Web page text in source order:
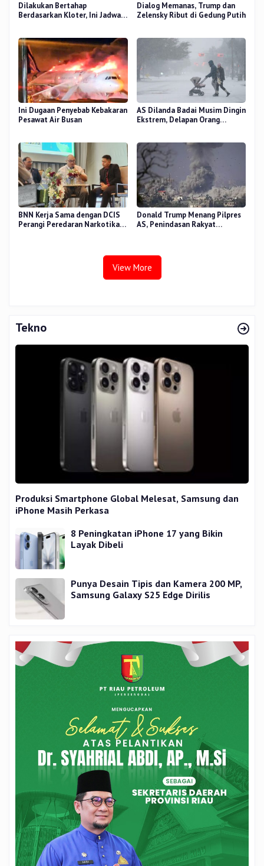
Dilakukan Bertahap
Berdasarkan Kloter, Ini Jadwal
Dialog Memanas, Trump dan
Zelensky Ribut di Gedung Putih
Ini Dugaan Penyebab Kebakaran
Pesawat Air Busan
AS Dilanda Badai Musim Dingin
Ekstrem, Delapan Orang
BNN Kerja Sama dengan DCIS
Perangi Peredaran Narkotika
Donald Trump Menang Pilpres
AS, Penindasan Rakyat
View More
Tekno
Produksi Smartphone Global Melesat, Samsung dan
iPhone Masih Perkasa
8 Peningkatan iPhone 17 yang Bikin
Layak Dibeli
Punya Desain Tipis dan Kamera 200 MP,
Samsung Galaxy S25 Edge Dirilis